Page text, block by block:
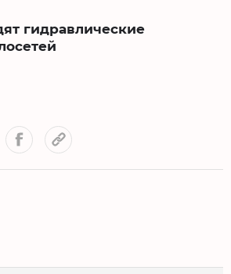
гидравлические